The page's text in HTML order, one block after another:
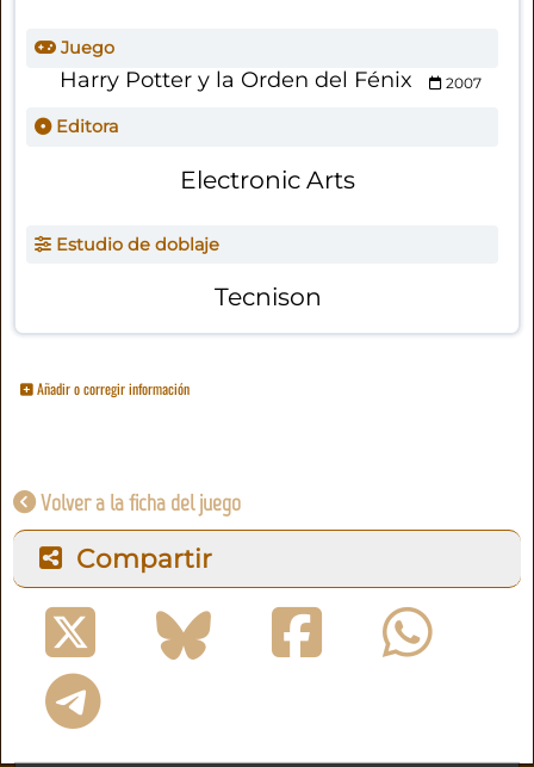
Juego
Harry Potter y la Orden del Fénix 2007
Editora
Electronic Arts
Estudio de doblaje
Tecnison
Añadir o corregir información
Volver a la ficha del juego
Compartir